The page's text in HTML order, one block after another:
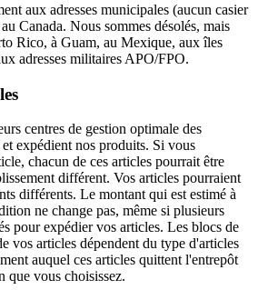
aux adresses municipales (aucun casier
Canada. Nous sommes désolés, mais
Rico, à Guam, au Mexique, aux îles
adresses militaires APO/FPO.
centres de gestion optimale des
expédient nos produits. Si vous
chacun de ces articles pourrait être
différent. Vos articles pourraient
différents. Le montant qui est estimé à
ne change pas, même si plusieurs
pour expédier vos articles. Les blocs de
vos articles dépendent du type d'articles
auquel ces articles quittent l'entrepôt
que vous choisissez.